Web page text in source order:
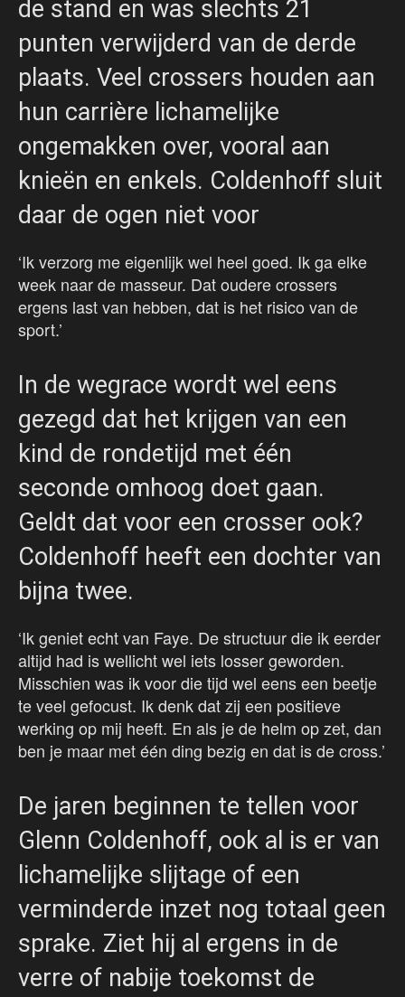
de stand en was slechts 21
punten verwijderd van de derde
plaats. Veel crossers houden aan
hun carrière lichamelijke
ongemakken over, vooral aan
knieën en enkels. Coldenhoff sluit
daar de ogen niet voor
‘Ik verzorg me eigenlijk wel heel goed. Ik ga elke
week naar de masseur. Dat oudere crossers
ergens last van hebben, dat is het risico van de
sport.’
In de wegrace wordt wel eens
gezegd dat het krijgen van een
kind de rondetijd met één
seconde omhoog doet gaan.
Geldt dat voor een crosser ook?
Coldenhoff heeft een dochter van
bijna twee.
‘Ik geniet echt van Faye. De structuur die ik eerder
altijd had is wellicht wel iets losser geworden.
Misschien was ik voor die tijd wel eens een beetje
te veel gefocust. Ik denk dat zij een positieve
werking op mij heeft. En als je de helm op zet, dan
ben je maar met één ding bezig en dat is de cross.’
De jaren beginnen te tellen voor
Glenn Coldenhoff, ook al is er van
lichamelijke slijtage of een
verminderde inzet nog totaal geen
sprake. Ziet hij al ergens in de
verre of nabije toekomst de